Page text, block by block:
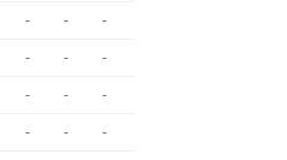
- - -
- - -
- - -
- - -